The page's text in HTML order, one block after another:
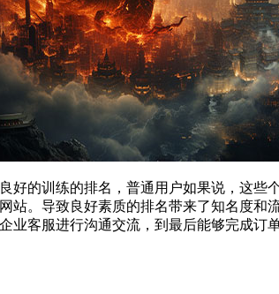
好的训练的排名，普通用户如果说，这
站。导致良好素质的排名带来了知名度
客服进行沟通交流，到最后能够完成订单